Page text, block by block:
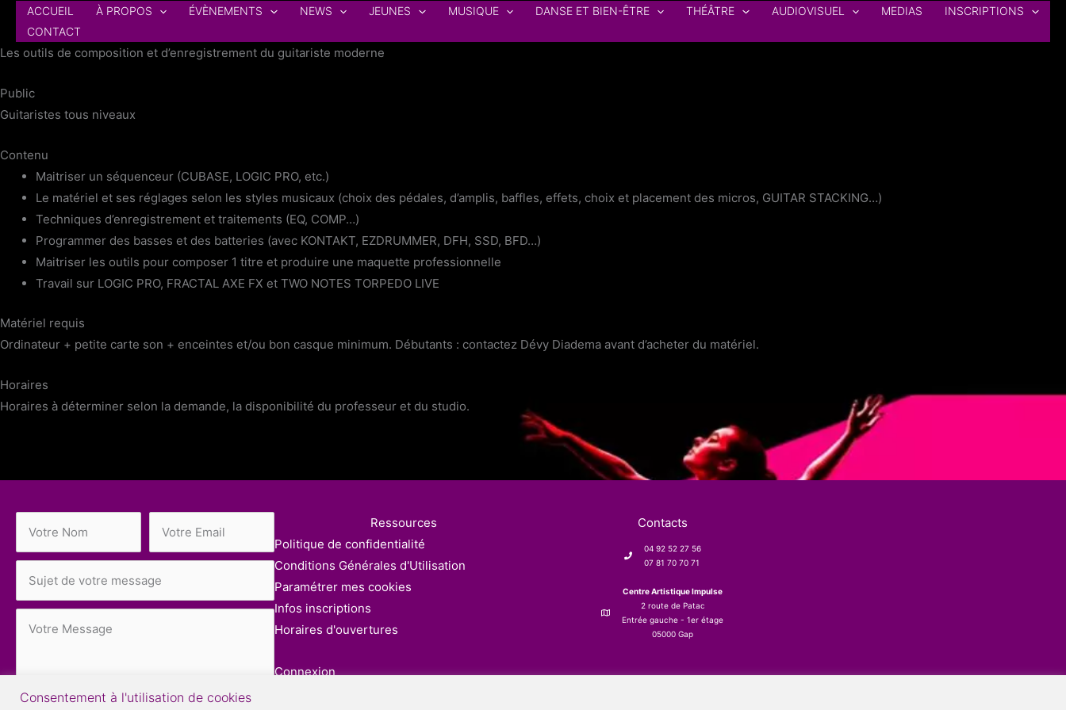
au
contenu
ACCUEIL À PROPOS ÉVÈNEMENTS NEWS JEUNES MUSIQUE DANSE ET BIEN-ÊTRE THÉÂTRE AUDIOVISUEL MEDIAS
INSCRIPTIONS
CONTACT
Les outils de composition et d’enregistrement du guitariste moderne
Public
Guitaristes tous niveaux
Contenu
Maitriser un séquenceur (CUBASE, LOGIC PRO, etc.)
Le matériel et ses réglages selon les styles musicaux (choix des pédales, d’amplis, baffles, effets, choix et placement des micros, GUITAR STACKING…)
Techniques d’enregistrement et traitements (EQ, COMP…)
Programmer des basses et des batteries (avec KONTAKT, EZDRUMMER, DFH, SSD, BFD…)
Maitriser les outils pour composer 1 titre et produire une maquette professionnelle
Travail sur LOGIC PRO, FRACTAL AXE FX et TWO NOTES TORPEDO LIVE
Matériel requis
Ordinateur + petite carte son + enceintes et/ou bon casque minimum. Débutants : contactez Dévy Diadema avant d’acheter du matériel.
Horaires
Horaires à déterminer selon la demande, la disponibilité du professeur et du studio.
Ressources
Politique de confidentialité
Conditions Générales d'Utilisation
Paramétrer mes cookies
Infos inscriptions
Horaires d'ouvertures
Connexion
Contacts
04 92 52 27 56
07 81 70 70 71
Centre Artistique Impulse
2 route de Patac
Entrée gauche - 1er étage
05000 Gap
Consentement à l'utilisation de cookies